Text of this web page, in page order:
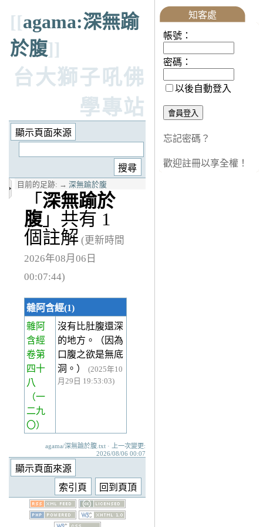
[[agama:深無踰
於腹]]
台大獅子吼佛
學專站
目前的足跡: → 深無踰於腹
「 深無踰於
腹 」共有 1
個註解 (更新時間
2026年08月06日
00:07:44)
雜阿含經(1)
雜阿
含經
卷第
四十
八
（一
二九
〇）
沒有比肚腹還深
的地方。（因為
口腹之欲是無底
洞。）
(2025年10
月29日 19:53:03)
agama/深無踰於腹.txt · 上一次變更:
2026/08/06 00:07
知客處
帳號：
密碼：
以後自動登入
忘記密碼？
歡迎註冊以享全權！